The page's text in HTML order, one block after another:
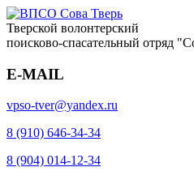
Тверской волонтерский
поисково-спасательный отряд
E-MAIL
vpso-tver@yandex.ru
8 (910) 646-34-34
8 (904) 014-12-34